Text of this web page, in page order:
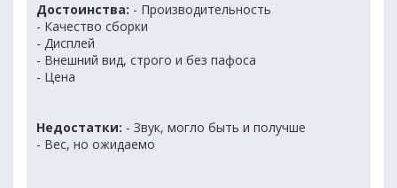
Достоинства: - Производительность
- Качество сборки
- Дисплей
- Внешний вид, строго и без пафоса
- Цена
Недостатки: - Звук, могло быть и получше
- Вес, но ожидаемо